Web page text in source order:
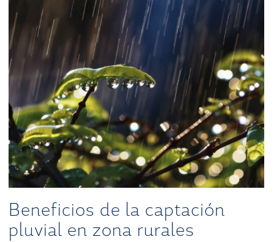
Beneficios de la captación
pluvial en zona rurales